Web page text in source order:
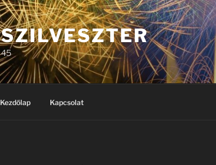
SZILVESZTER
45
Kezdőlap Kapcsolat